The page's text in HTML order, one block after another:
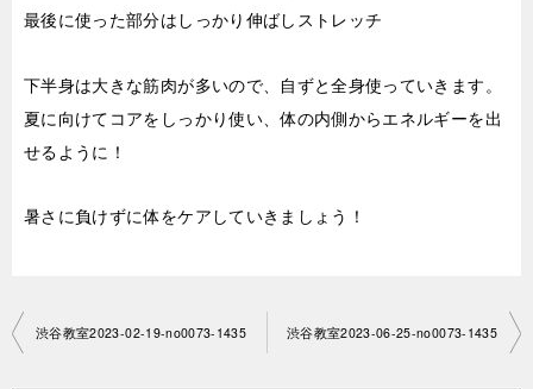
最後に使った部分はしっかり伸ばしストレッチ
下半身は大きな筋肉が多いので、自ずと全身使っていきます。
夏に向けてコアをしっかり使い、体の内側からエネルギーを出
せるように！
暑さに負けずに体をケアしていきましょう！
投
渋谷教室2023-02-19-no0073-­1435 渋谷教室2023-06-25-no0073-­1435